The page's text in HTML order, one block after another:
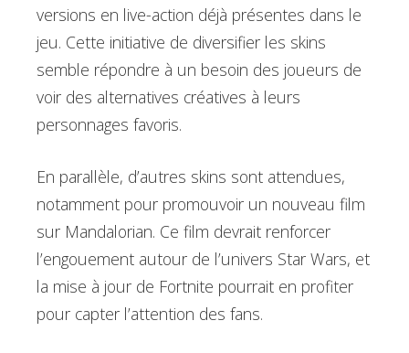
versions en live-action déjà présentes dans le
jeu. Cette initiative de diversifier les skins
semble répondre à un besoin des joueurs de
voir des alternatives créatives à leurs
personnages favoris.
En parallèle, d’autres skins sont attendues,
notamment pour promouvoir un nouveau film
sur Mandalorian. Ce film devrait renforcer
l’engouement autour de l’univers Star Wars, et
la mise à jour de Fortnite pourrait en profiter
pour capter l’attention des fans.